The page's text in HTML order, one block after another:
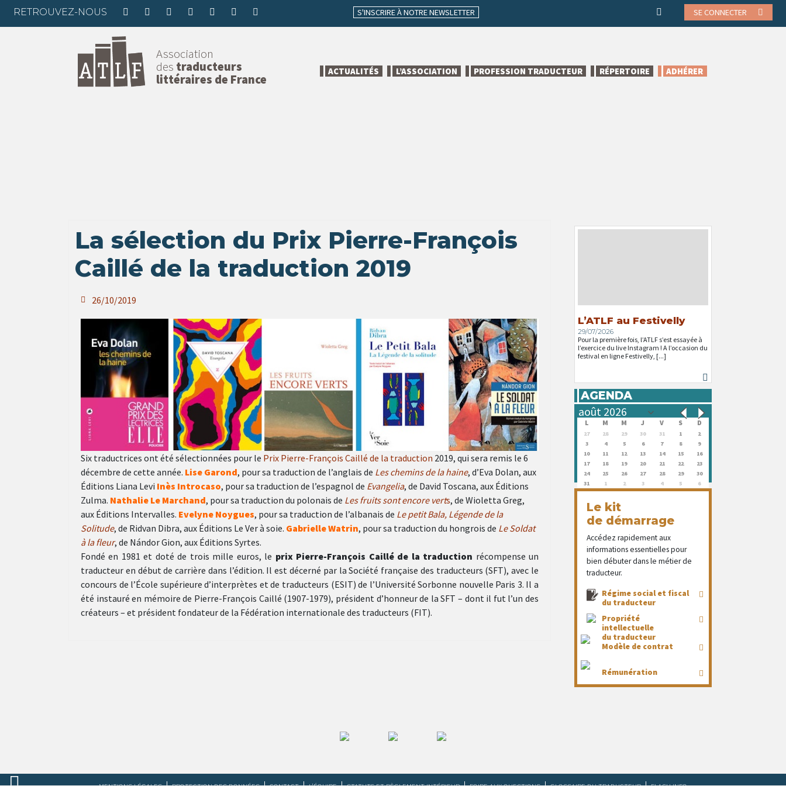
RETROUVEZ-NOUS S'INSCRIRE À NOTRE NEWSLETTER SE CONNECTER
Association
des traducteurs
littéraires de France
ACTUALITÉS L’ASSOCIATION PROFESSION TRADUCTEUR RÉPERTOIRE ADHÉRER
La sélection du Prix Pierre-François
Caillé de la traduction 2019
26/10/2019
Six traductrices ont été sélectionnées pour le Prix Pierre-François Caillé de la traduction 2019, qui sera remis le 6
décembre de cette année. Lise Garond, pour sa traduction de l’anglais de Les chemins de la haine, d’Eva Dolan, aux
Éditions Liana Levi Inès Introcaso, pour sa traduction de l’espagnol de Evangelia, de David Toscana, aux Éditions
Zulma. Nathalie Le Marchand, pour sa traduction du polonais de Les fruits sont encore verts, de Wioletta Greg,
aux Éditions Intervalles. Evelyne Noygues, pour sa traduction de l’albanais de Le petit Bala, Légende de la
Solitude, de Ridvan Dibra, aux Éditions Le Ver à soie. Gabrielle Watrin, pour sa traduction du hongrois de Le Soldat
à la fleur, de Nándor Gion, aux Éditions Syrtes.
Fondé en 1981 et doté de trois mille euros, le prix Pierre-François Caillé de la traduction récompense un
traducteur en début de carrière dans l’édition. Il est décerné par la Société française des traducteurs (SFT), avec le
concours de l’École supérieure d’interprètes et de traducteurs (ESIT) de l’Université Sorbonne nouvelle Paris 3. Il a
été instauré en mémoire de Pierre-François Caillé (1907-1979), président d’honneur de la SFT – dont il fut l’un des
créateurs – et président fondateur de la Fédération internationale des traducteurs (FIT).
L’ATLF au Festivelly
29/07/2026
Pour la première fois, l’ATLF s’est essayée à
l’exercice du live Instagram ! A l’occasion du
festival en ligne Festivelly, [...]
AGENDA
L M M J V S D
27 28 29 30 31 1
2
3
4 5 6 7 8
9
10
11 12 13 14 15
16
17
18 19 20 21 22
23
24
25 26 27 28 29
30
31
1 2 3 4 5 6
Le kit
de démarrage
Accédez rapidement aux
informations essentielles pour
bien débuter dans le métier de
traducteur.
Régime social et fiscal
du traducteur
Propriété
intellectuelle
du traducteur
Modèle de contrat
Rémunération